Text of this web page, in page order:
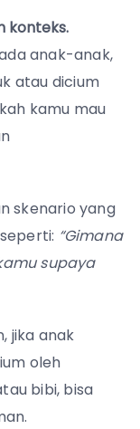
konteks.
anak-anak,
atau dicium
kamu mau
skenario yang
“Gimana
supaya
jika anak
oleh
bibi, bisa